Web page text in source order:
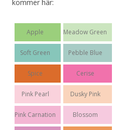
kommer här:
Apple Meadow Green
Soft Green Pebble Blue
Spice Cerise
Pink Pearl Dusky Pink
Pink Carnation Blossom